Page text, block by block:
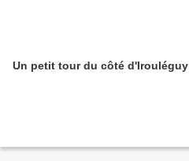
Un petit tour du côté d'Irouléguy